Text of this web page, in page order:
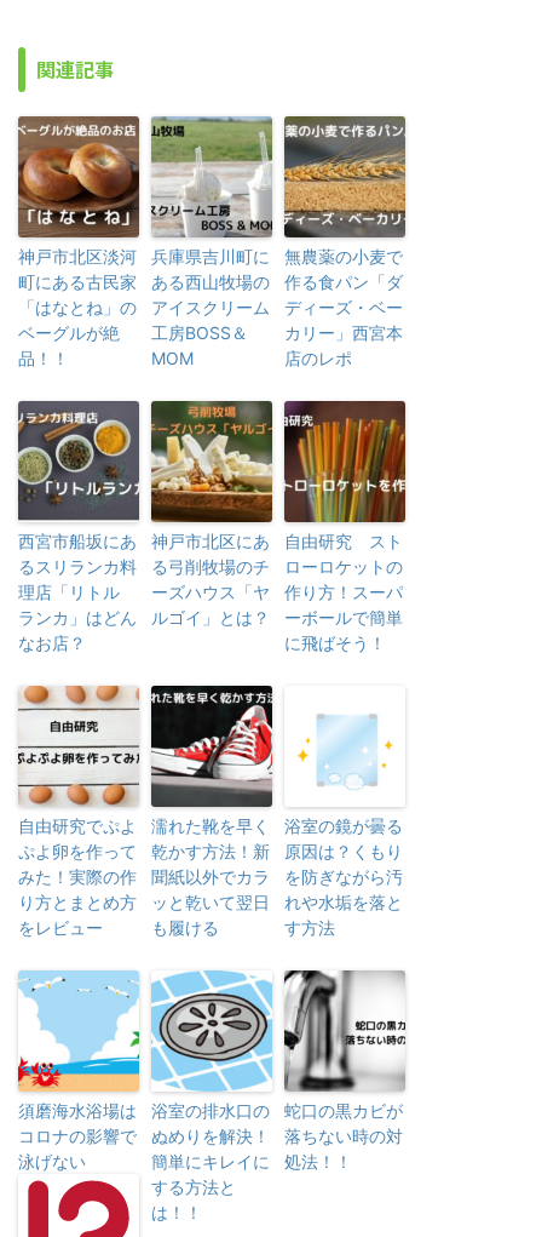
関連記事
神戸市北区淡河
町にある古民家
「はなとね」の
ベーグルが絶
品！！
兵庫県吉川町に
ある西山牧場の
アイスクリーム
工房BOSS＆
MOM
無農薬の小麦で
作る食パン「ダ
ディーズ・ベー
カリー」西宮本
店のレポ
西宮市船坂にあ
るスリランカ料
理店「リトル
ランカ」はどん
なお店？
神戸市北区にあ
る弓削牧場のチ
ーズハウス「ヤ
ルゴイ」とは？
自由研究 スト
ローロケットの
作り方！スーパ
ーボールで簡単
に飛ばそう！
自由研究でぷよ
ぷよ卵を作って
みた！実際の作
り方とまとめ方
をレビュー
濡れた靴を早く
乾かす方法！新
聞紙以外でカラ
ッと乾いて翌日
も履ける
浴室の鏡が曇る
原因は？くもり
を防ぎながら汚
れや水垢を落と
す方法
須磨海水浴場は
コロナの影響で
泳げない
浴室の排水口の
ぬめりを解決！
簡単にキレイに
する方法と
は！！
蛇口の黒カビが
落ちない時の対
処法！！